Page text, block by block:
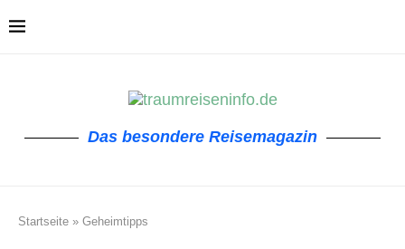
Das besondere Reisemagazin
Startseite » Geheimtipps